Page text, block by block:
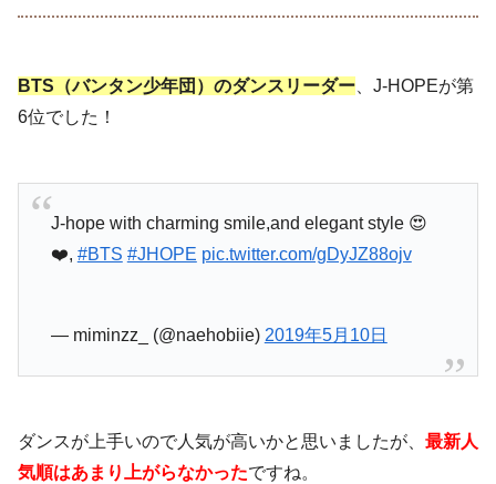
BTS（バンタン少年団）のダンスリーダー 、J-HOPEが第
6位でした！
J-hope with charming smile,and elegant style 😍
❤️, #BTS #JHOPE pic.twitter.com/gDyJZ88ojv
— miminzz_ (@naehobiie) 2019年5月10日
ダンスが上手いので人気が高いかと思いましたが、 最新人
気順はあまり上がらなかったですね。